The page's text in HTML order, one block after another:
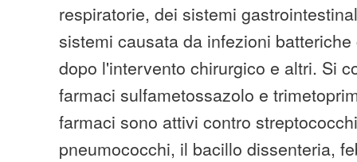
respiratorie, dei sistemi
sistemi causata da infezioni
dopo l'intervento chirurgico e altri. Si
farmaci sulfametossazolo e
farmaci sono attivi contro
pneumococchi, il bacillo dissenteria,